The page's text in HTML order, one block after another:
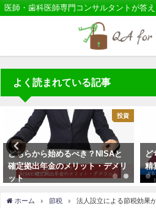
医師・歯科医師専門コンサルタントが答
よく読まれている記事
投資
どちらから始めるべき？NISAと
確定拠出年金のメリット・デメリ
ット
ど
精
ホーム 節税 法人設立による節税効果